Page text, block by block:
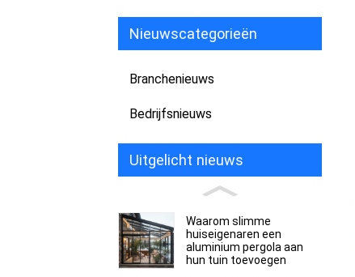
Nieuwscategorieën
Branchenieuws
Bedrijfsnieuws
Uitgelicht nieuws
Waarom slimme
huiseigenaren een
aluminium pergola aan
hun tuin toevoegen